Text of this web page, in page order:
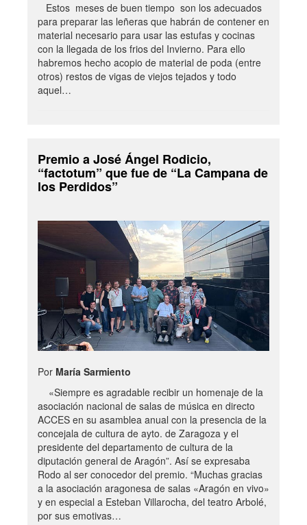
Estos meses de buen tiempo son los adecuados
para preparar las leñeras que habrán de contener en
material necesario para usar las estufas y cocinas
con la llegada de los frios del Invierno. Para ello
habremos hecho acopio de material de poda (entre
otros) restos de vigas de viejos tejados y todo
aquel…
Premio a José Ángel Rodicio,
“factotum” que fue de “La Campana de
los Perdidos”
Por María Sarmiento
«Siempre es agradable recibir un homenaje de la
asociación nacional de salas de música en directo
ACCES en su asamblea anual con la presencia de la
concejala de cultura de ayto. de Zaragoza y el
presidente del departamento de cultura de la
diputación general de Aragón”. Así se expresaba
Rodo al ser conocedor del premio. “Muchas gracias
a la asociación aragonesa de salas «Aragón en vivo»
y en especial a Esteban Villarocha, del teatro Arbolé,
por sus emotivas…